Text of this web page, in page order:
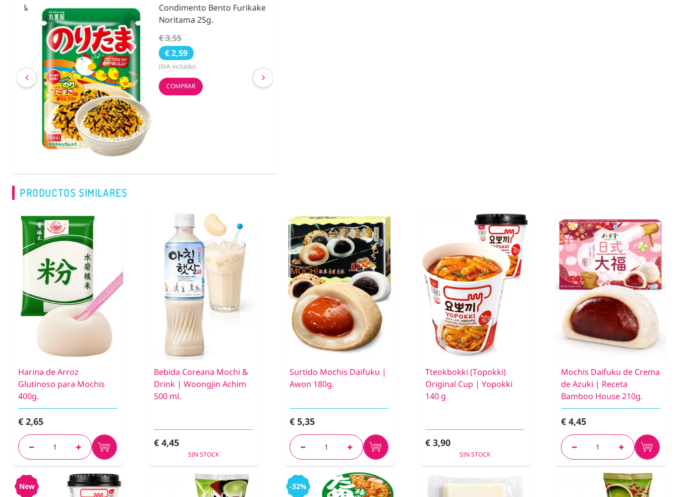
Condimento Bento Furikake
Noritama 25g.
€ 3,55
€ 2,59
(IVA incluído)
COMPRAR
PRODUCTOS SIMILARES
Harina de Arroz
Glutinoso para Mochis
400g.
€ 2,65
Bebida Coreana Mochi &
Drink | Woongjin Achim
500 ml.
€ 4,45
SIN STOCK
Surtido Mochis Daifuku |
Awon 180g.
€ 5,35
Tteokbokki (Topokki)
Original Cup | Yopokki
140 g
€ 3,90
SIN STOCK
Mochis Daifuku de Crema
de Azuki | Receta
Bamboo House 210g.
€ 4,45
New -32%